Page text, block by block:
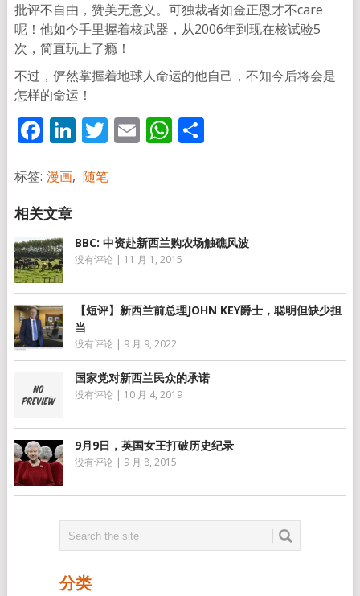
批评不自由，赞美无意义。可独裁者如金正恩才不care
呢！他如今手里握着核武器，从2006年到现在核试验5
次，简直玩上了瘾！
不过，俨然掌握着地球人命运的他自己，不知今后将会是
怎样的命运！
Facebook
LinkedIn
Twitter
EmailWhatsApp
分
标签: 漫画, 随笔
BBC: 中资赴新西兰购农场触礁风波
没有评论 11 月 1, 2015
【短评】新西兰前总理JOHN KEY爵士，聪明但缺少担
当
没有评论 9 月 9, 2022
国家党对新西兰民众的承诺
没有评论 10 月 4, 2019
9月9日，英国女王打破历史纪录
没有评论 9 月 8, 2015
分类